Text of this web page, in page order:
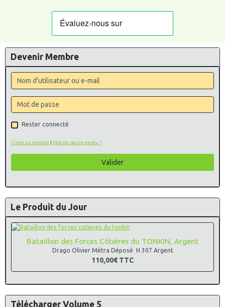
Devenir Membre
Rester connecté
Créer un compte | Mot de passe perdu ?
Valider
Le Produit du Jour
Bataillon des Forces Côtières du TONKIN, Argent
Drago Olivier Métra Déposé H 307 Argent
110,00€ TTC
Télécharger Volume 5